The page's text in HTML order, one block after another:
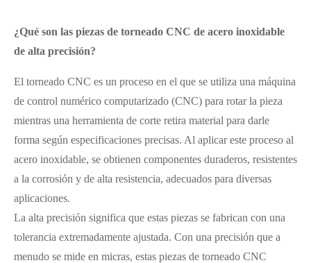
¿Qué son las piezas de torneado CNC de acero inoxidable
de alta precisión?
El torneado CNC es un proceso en el que se utiliza una máquina
de control numérico computarizado (CNC) para rotar la pieza
mientras una herramienta de corte retira material para darle
forma según especificaciones precisas. Al aplicar este proceso al
acero inoxidable, se obtienen componentes duraderos, resistentes
a la corrosión y de alta resistencia, adecuados para diversas
aplicaciones.
La alta precisión significa que estas piezas se fabrican con una
tolerancia extremadamente ajustada. Con una precisión que a
menudo se mide en micras, estas piezas de torneado CNC